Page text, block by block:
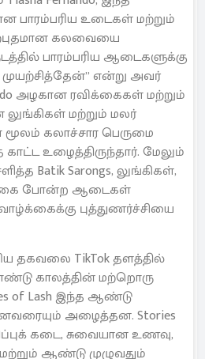
பாரம்பரிய உடைகள் மற்றும்
கலவையை
பாரம்பரிய ஆடைகளுக்கு
என்று அவர்
அழகான ரவிக்கைகள் மற்றும்
மற்றும் மலர்
கலாச்சார பெருமை
உழைத்திருந்தார். மேலும்
Batik Sarongs, லுங்கிகள்,
போன்ற ஆடைகள்
புத்துணர்ச்சியை
தகவலை TikTok தளத்தில்
காலத்தின் மற்றொரு
of Lash இந்த ஆண்டு
அழைத்தன. Stories
கடை, சுவையான உணவு,
ஆண்டு முழுவதும்